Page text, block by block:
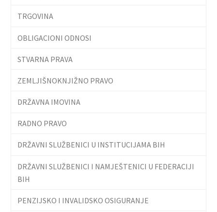
TRGOVINA
OBLIGACIONI ODNOSI
STVARNA PRAVA
ZEMLJIŠNOKNJIŽNO PRAVO
DRŽAVNA IMOVINA
RADNO PRAVO
DRŽAVNI SLUŽBENICI U INSTITUCIJAMA BIH
DRŽAVNI SLUŽBENICI I NAMJEŠTENICI U FEDERACIJI
BIH
PENZIJSKO I INVALIDSKO OSIGURANJE